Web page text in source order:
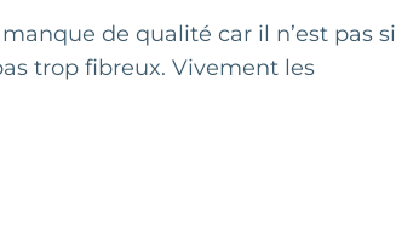
de qualité car il n’est pas si
trop fibreux. Vivement les